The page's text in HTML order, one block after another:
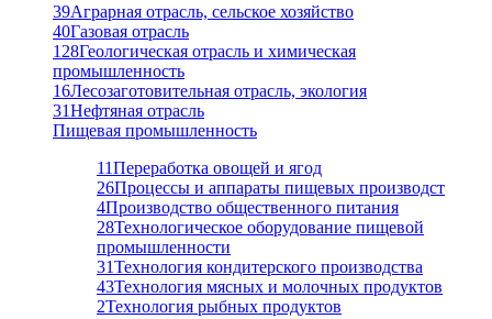
39Аграрная отрасль, сельское хозяйство
40Газовая отрасль
128Геологическая отрасль и химическая
промышленность
16Лесозаготовительная отрасль, экология
31Нефтяная отрасль
Пищевая промышленность
11Переработка овощей и ягод
26Процессы и аппараты пищевых производст
4Производство общественного питания
28Технологическое оборудование пищевой
промышленности
31Технология кондитерского производства
43Технология мясных и молочных продуктов
2Технология рыбных продуктов